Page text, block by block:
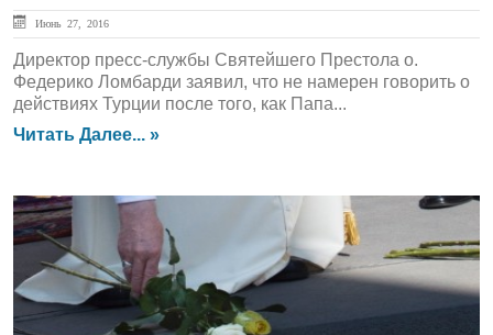
Июнь 27, 2016
Директор пресс-службы Святейшего Престола о.
Федерико Ломбарди заявил, что не намерен говорить о
действиях Турции после того, как Папа...
Читать Далее... »
ЛЕНТА НОВОСТЕЙ